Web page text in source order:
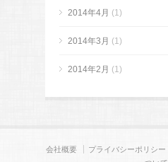
2014年4月 (1)
2014年3月 (1)
2014年2月 (1)
会社概要 プライバシーポリシー